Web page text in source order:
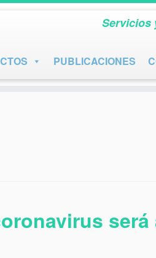
Servicios
PUBLICACIONES